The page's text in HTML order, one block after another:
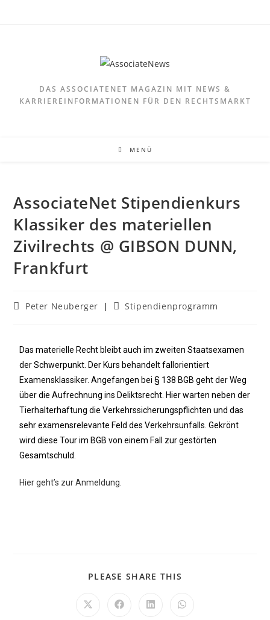
DAS ASSOCIATENET MAGAZIN MIT NEWS &
KARRIEREINFORMATIONEN FÜR DEN RECHTSMARKT
MENÜ
AssociateNet Stipendienkurs
Klassiker des materiellen
Zivilrechts @ GIBSON DUNN,
Frankfurt
Peter Neuberger Stipendienprogramm
Das materielle Recht bleibt auch im zweiten Staatsexamen
der Schwerpunkt. Der Kurs behandelt fallorientiert
Examensklassiker. Angefangen bei § 138 BGB geht der Weg
über die Aufrechnung ins Deliktsrecht. Hier warten neben der
Tierhalterhaftung die Verkehrssicherungspflichten und das
sehr examensrelevante Feld des Verkehrsunfalls. Gekrönt
wird diese Tour im BGB von einem Fall zur gestörten
Gesamtschuld.
Hier geht’s zur Anmeldung.
PLEASE SHARE THIS